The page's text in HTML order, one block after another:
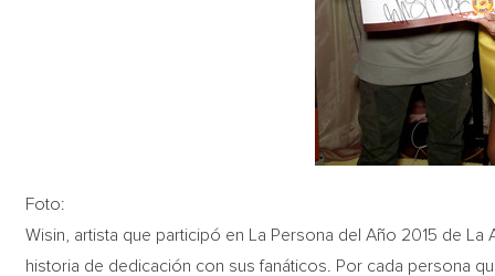
Foto:
Wisin, artista que participó en La Persona del Año 2015 de
historia de dedicación con sus fanáticos. Por cada persona